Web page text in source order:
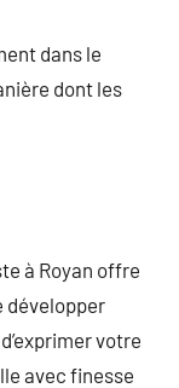
dans le
dont les
à Royan offre
développer
votre
avec finesse